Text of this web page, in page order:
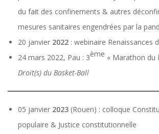
du fait des confinements & autres
mesures sanitaires engendrées par la
20 janvier 2022 : webinaire Renaissances
24 mars 2022, Pau : 3ème « Marathon du
Droit(s) du Basket-Ball
05 janvier 2023 (Rouen) : colloque
populaire & Justice constitutionnelle